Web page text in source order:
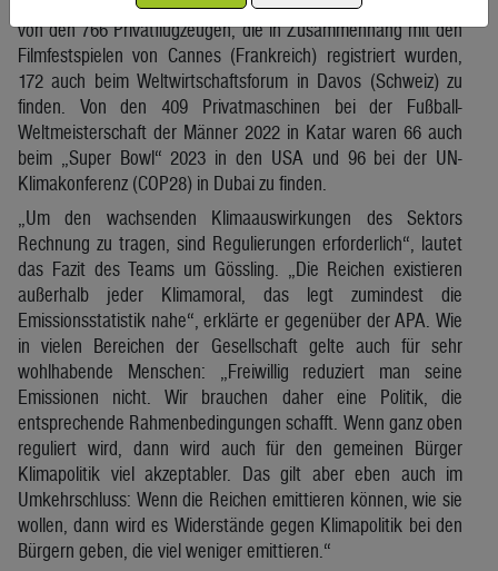
von den 766 Privatflugzeugen, die in Zusammenhang mit den
Filmfestspielen von Cannes (Frankreich) registriert wurden,
172 auch beim Weltwirtschaftsforum in Davos (Schweiz) zu
finden. Von den 409 Privatmaschinen bei der Fußball-
Weltmeisterschaft der Männer 2022 in Katar waren 66 auch
beim „Super Bowl“ 2023 in den USA und 96 bei der UN-
Klimakonferenz (COP28) in Dubai zu finden.
„Um den wachsenden Klimaauswirkungen des Sektors
Rechnung zu tragen, sind Regulierungen erforderlich“, lautet
das Fazit des Teams um Gössling. „Die Reichen existieren
außerhalb jeder Klimamoral, das legt zumindest die
Emissionsstatistik nahe“, erklärte er gegenüber der APA. Wie
in vielen Bereichen der Gesellschaft gelte auch für sehr
wohlhabende Menschen: „Freiwillig reduziert man seine
Emissionen nicht. Wir brauchen daher eine Politik, die
entsprechende Rahmenbedingungen schafft. Wenn ganz oben
reguliert wird, dann wird auch für den gemeinen Bürger
Klimapolitik viel akzeptabler. Das gilt aber eben auch im
Umkehrschluss: Wenn die Reichen emittieren können, wie sie
wollen, dann wird es Widerstände gegen Klimapolitik bei den
Bürgern geben, die viel weniger emittieren.“